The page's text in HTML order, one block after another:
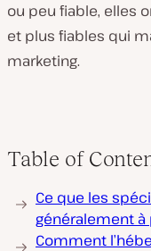
ou peu fiable, elles
et plus fiables qui
marketing.
Table of
Ce que les
généralement à
Comment